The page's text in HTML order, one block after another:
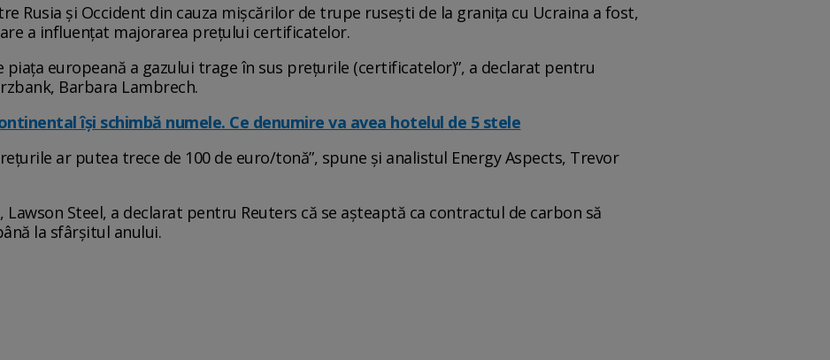
Rusia și Occident din cauza mișcărilor de trupe rusești de la granița cu Ucraina a fost,
a influențat majorarea prețului certificatelor.
piața europeană a gazului trage în sus prețurile (certificatelor)”, a declarat pentru
Barbara Lambrech.
își schimbă numele. Ce denumire va avea hotelul de 5 stele
ar putea trece de 100 de euro/tonă”, spune și analistul Energy Aspects, Trevor
Lawson Steel, a declarat pentru Reuters că se așteaptă ca contractul de carbon să
la sfârșitul anului.